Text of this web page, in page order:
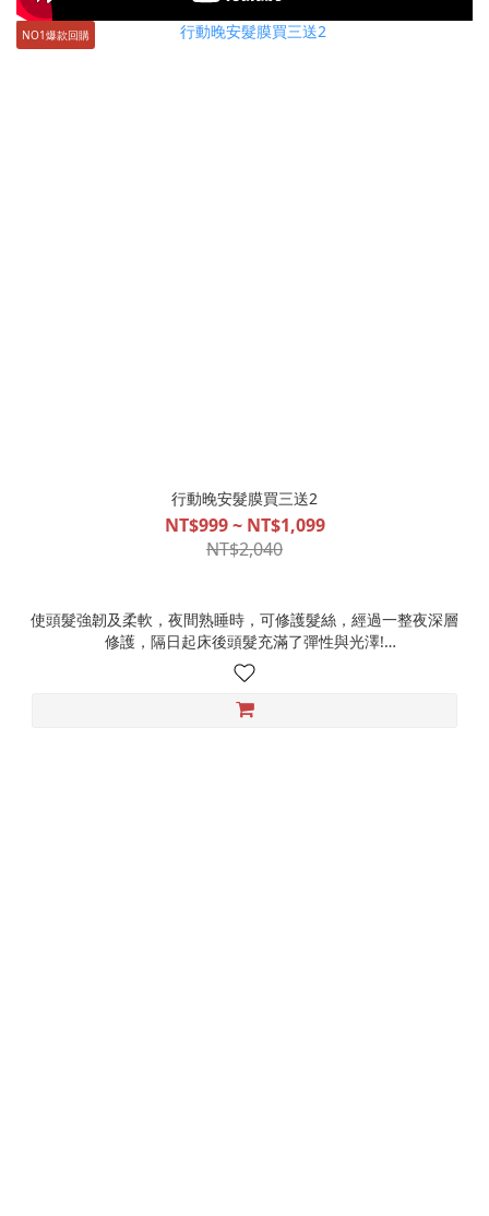
NO1爆款回購
行動晚安髮膜買三送2
NT$999 ~ NT$1,099
NT$2,040
使頭髮強韌及柔軟，夜間熟睡時，可修護髮絲，經過一整夜深層
修護，隔日起床後頭髮充滿了彈性與光澤!
使用方式:
早安髮露
1.使用前，請將早安均勻搖一搖。